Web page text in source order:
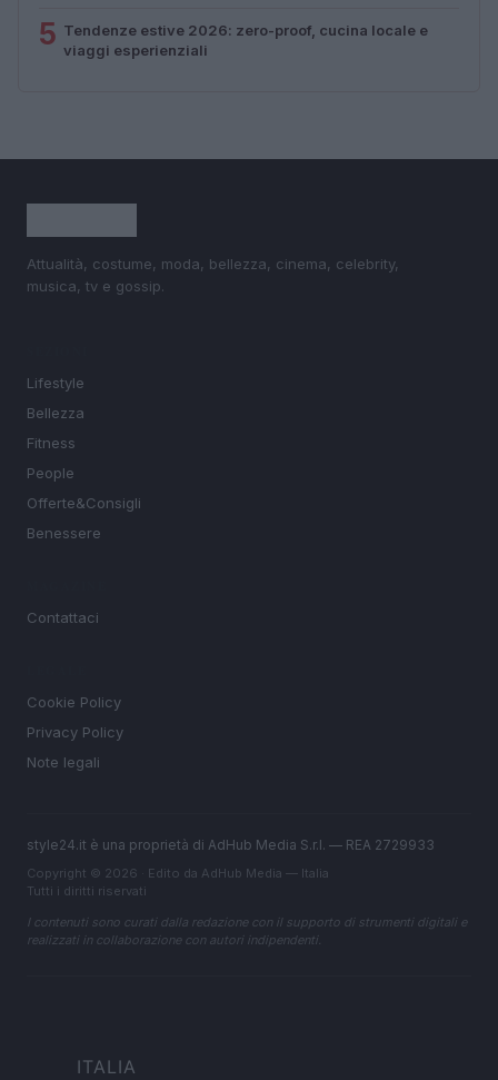
5 Tendenze estive 2026: zero-proof, cucina locale e
viaggi esperienziali
Attualità, costume, moda, bellezza, cinema, celebrity,
musica, tv e gossip.
Lifestyle
Bellezza
Fitness
People
Offerte&Consigli
Benessere
Contattaci
Cookie Policy
Privacy Policy
Note legali
style24.it è una proprietà di AdHub Media S.r.l. — REA 2729933
Copyright © 2026 · Edito da AdHub Media — Italia
Tutti i diritti riservati
I contenuti sono curati dalla redazione con il supporto di strumenti digitali e
realizzati in collaborazione con autori indipendenti.
ITALIA